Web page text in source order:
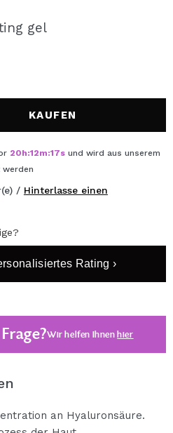
bei Maquillalia.de
tätigen, den Status Ihrer
gel
KAUFEN
20h:12m:16sund wird aus unserem
werden
/ Hinterlasse einen
Rating ›
Wir helfen Ihnenhier
an Hyaluronsäure.